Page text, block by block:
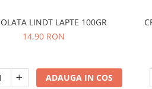
LINDT LAPTE 100GR
14,90 RON
ADAUGA IN COS